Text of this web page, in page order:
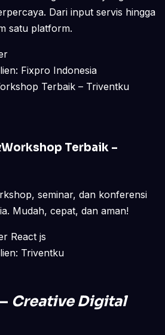
Dari input servis hingga
satu platform.
Fixpro Indonesia
Terbaik –
seminar, dan konferensi
Mudah, cepat, dan aman!
React js
Triventku
Creative Digital